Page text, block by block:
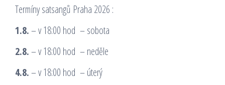
Termíny satsangů Praha 2026 :
1.8.– v 18:00 hod – sobota
2.8.– v 18:00 hod – neděle
4.8.– v 18:00 hod – úterý